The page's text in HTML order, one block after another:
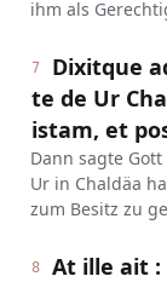
ihm als
7
Dixitque
te de Ur
istam, et
Dann sagte
Ur in Chaldäa
zum Besitz zu
8
At ille ait :